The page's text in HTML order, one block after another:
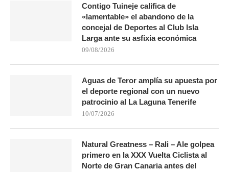
Contigo Tuineje califica de
«lamentable» el abandono de la
concejal de Deportes al Club Isla
Larga ante su asfixia económica
09/08/2026
Aguas de Teror amplía su apuesta por
el deporte regional con un nuevo
patrocinio al La Laguna Tenerife
10/07/2026
Natural Greatness – Rali – Ale golpea
primero en la XXX Vuelta Ciclista al
Norte de Gran Canaria antes del